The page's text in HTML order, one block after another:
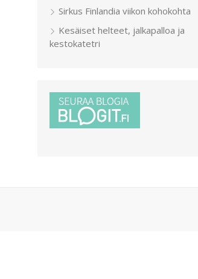
Sirkus Finlandia viikon kohokohta
Kesäiset helteet, jalkapalloa ja
kestokatetri